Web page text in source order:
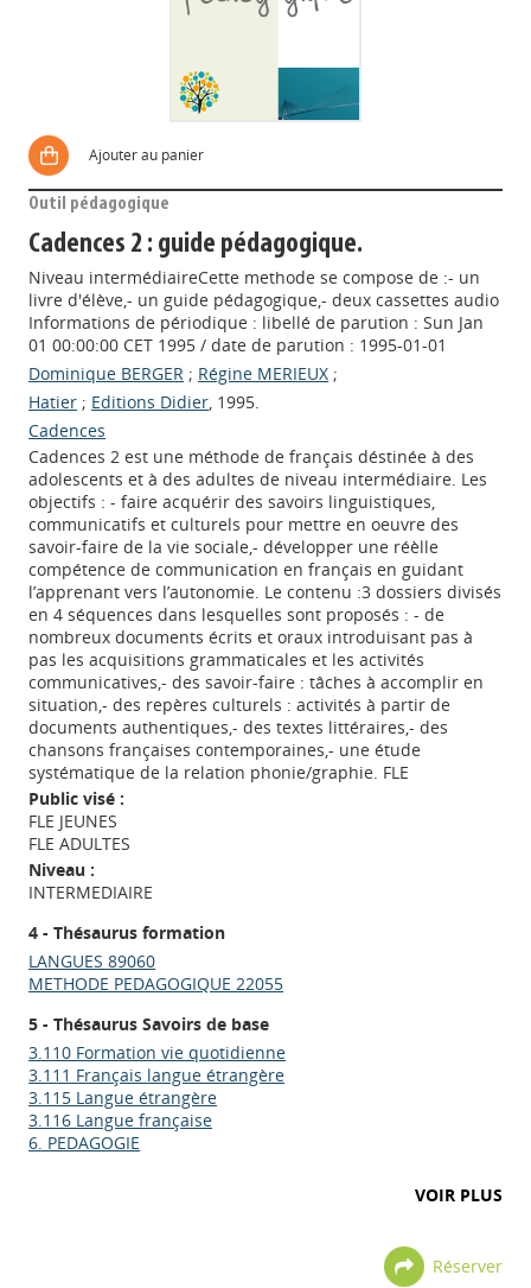
Ajouter au panier
Outil pédagogique
Cadences 2 : guide pédagogique.
Niveau intermédiaireCette methode se compose de :- un
livre d'élève,- un guide pédagogique,- deux cassettes audio
Informations de périodique : libellé de parution : Sun Jan
01 00:00:00 CET 1995 / date de parution : 1995-01-01
Dominique BERGER ; Régine MERIEUX ;
Hatier ; Editions Didier, 1995.
Cadences
Cadences 2 est une méthode de français déstinée à des
adolescents et à des adultes de niveau intermédiaire. Les
objectifs : - faire acquérir des savoirs linguistiques,
communicatifs et culturels pour mettre en oeuvre des
savoir-faire de la vie sociale,- développer une réèlle
compétence de communication en français en guidant
l’apprenant vers l’autonomie. Le contenu :3 dossiers divisés
en 4 séquences dans lesquelles sont proposés : - de
nombreux documents écrits et oraux introduisant pas à
pas les acquisitions grammaticales et les activités
communicatives,- des savoir-faire : tâches à accomplir en
situation,- des repères culturels : activités à partir de
documents authentiques,- des textes littéraires,- des
chansons françaises contemporaines,- une étude
systématique de la relation phonie/graphie. FLE
Public visé :
FLE JEUNES
FLE ADULTES
Niveau :
INTERMEDIAIRE
4 - Thésaurus formation
LANGUES 89060
METHODE PEDAGOGIQUE 22055
5 - Thésaurus Savoirs de base
3.110 Formation vie quotidienne
3.111 Français langue étrangère
3.115 Langue étrangère
3.116 Langue française
6. PEDAGOGIE
VOIR PLUS
Réserver